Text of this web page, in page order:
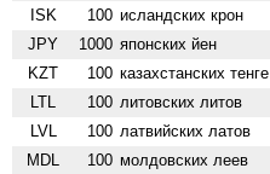
ISK 100 исландских крон
JPY 1000 японских йен
KZT 100 казахстанских тенге
LTL 100 литовских литов
LVL 100 латвийских латов
MDL 100 молдовских леев